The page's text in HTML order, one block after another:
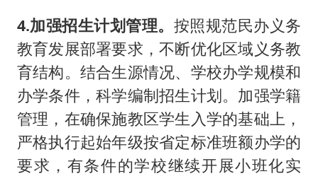
4.加强招生计划管理。 按照规范民办义务
教育发展部署要求，不断优化区域义务教
育结构。结合生源情况、学校办学规模和
办学条件，科学编制招生计划。加强学籍
管理，在确保施教区学生入学的基础上，
严格执行起始年级按省定标准班额办学的
要求，有条件的学校继续开展小班化实